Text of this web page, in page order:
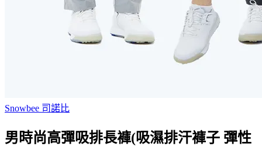
Snowbee 司諾比
男時尚高彈吸排長褲(吸濕排汗褲子 彈性